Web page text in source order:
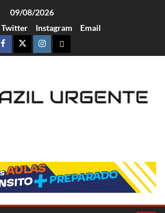
09/08/2026
Twitter Instagram Email